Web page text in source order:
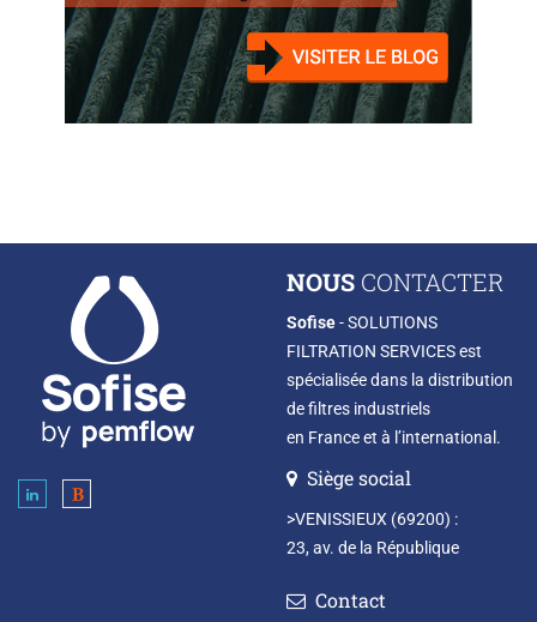
NOUS CONTACTER
Sofise- SOLUTIONS
FILTRATION SERVICES est
spécialisée dans la distribution
de filtres industriels
en France et à l’international.
Siège social
>VENISSIEUX (69200) :
23, av. de la République
Contact